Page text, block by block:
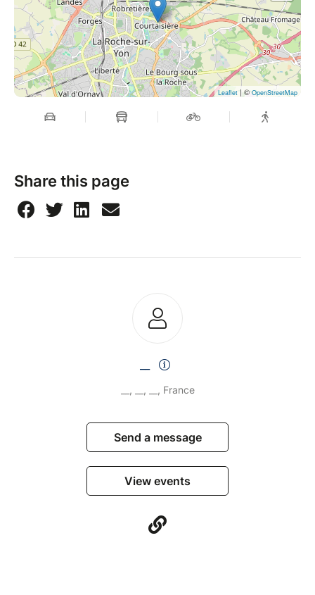
Leaflet | © OpenStreetMap
Share this page
__, __, __, France
Send a message
View events